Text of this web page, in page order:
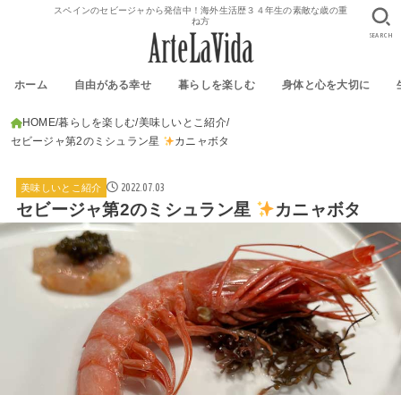
スペインのセビージャから発信中！海外生活歴３４年生の素敵な歳の重
ね方
ホーム 自由がある幸せ 暮らしを楽しむ 身体と心を大切に
SEARCH
HOME 暮らしを楽しむ 美味しいとこ紹介
セビージャ第2のミシュラン星
カニャボタ
美味しいとこ紹介 2022.07.03
セビージャ第2のミシュラン星 カニャボタ